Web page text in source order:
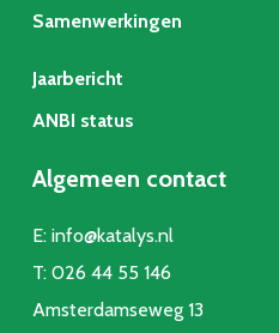
Samenwerkingen
Jaarbericht
ANBI status
Algemeen contact
E: info@katalys.nl
T: 026 44 55 146
Amsterdamseweg 13